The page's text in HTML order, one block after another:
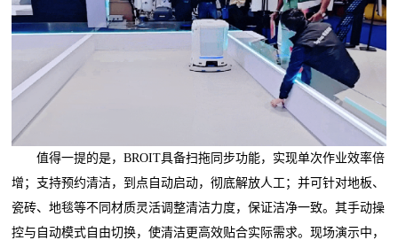
值得一提的是，BROIT具备扫拖同步功能，实现单次作业效率倍
增；支持预约清洁，到点自动启动，彻底解放人工；并可针对地板、
瓷砖、地毯等不同材质灵活调整清洁力度，保证洁净一致。其手动操
控与自动模式自由切换，使清洁更高效贴合实际需求。现场演示中，